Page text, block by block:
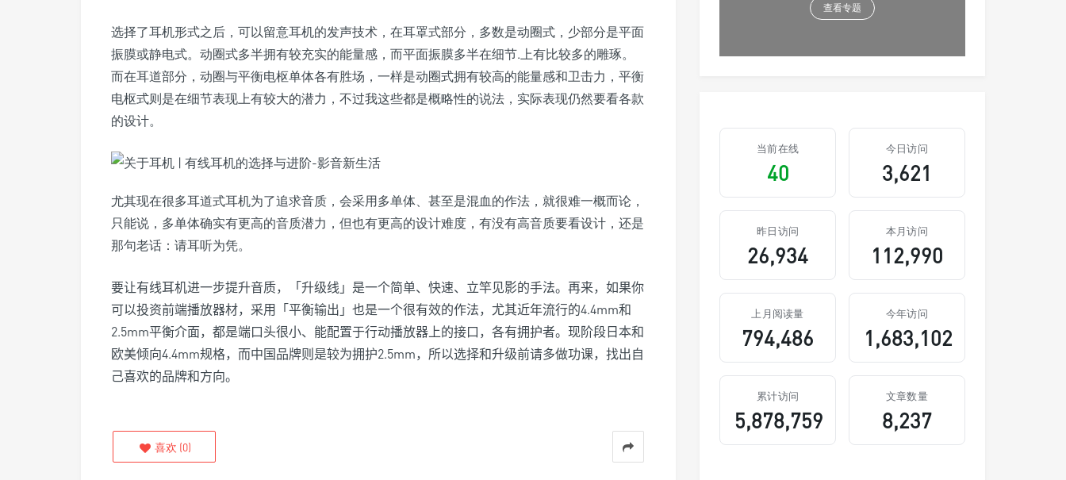
选择了耳机形式之后，可以留意耳机的发声技术，在耳罩式部分，多数是动圈式，少部分是平面
振膜或静电式。动圈式多半拥有较充实的能量感，而平面振膜多半在细节.上有比较多的雕琢。
而在耳道部分，动圈与平衡电枢单体各有胜场，一样是动圈式拥有较高的能量感和卫击力，平衡
电枢式则是在细节表现上有较大的潜力，不过我这些都是概略性的说法，实际表现仍然要看各款
的设计。
尤其现在很多耳道式耳机为了追求音质，会采用多单体、甚至是混血的作法，就很难一概而论，
只能说，多单体确实有更高的音质潜力，但也有更高的设计难度，有没有高音质要看设计，还是
那句老话：请耳听为凭。
要让有线耳机进一步提升音质，「升级线」是一个简单、快速、立竿见影的手法。再来，如果你
可以投资前端播放器材，采用「平衡输出」也是一个很有效的作法，尤其近年流行的4.4mm和
2.5mm平衡介面，都是端口头很小、能配置于行动播放器上的接口，各有拥护者。现阶段日本和
欧美倾向4.4mm规格，而中国品牌则是较为拥护2.5mm，所以选择和升级前请多做功课，找出自
己喜欢的品牌和方向。
喜欢 (0)
查看专题
当前在线
40
今日访问
3,621
昨日访问
26,934
本月访问
112,990
上月阅读量
794,486
今年访问
1,683,102
累计访问
5,878,759
文章数量
8,237